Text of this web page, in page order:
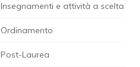
Insegnamenti e attività a scelta
Ordinamento
Post-Laurea